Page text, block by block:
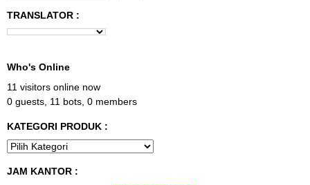
TRANSLATOR :
Who's Online
11 visitors online now
0 guests, 11 bots, 0 members
KATEGORI PRODUK :
JAM KANTOR :